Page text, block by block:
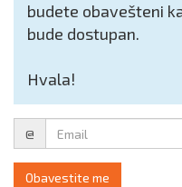
budete obavešteni
bude dostupan.
Hvala!
Email
@
Obavestite me